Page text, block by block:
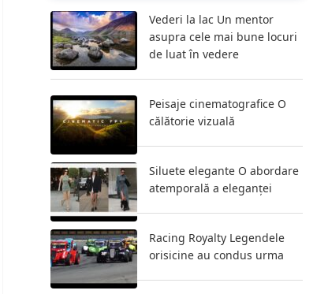
Vederi la lac Un mentor
asupra cele mai bune locuri
de luat în vedere
Peisaje cinematografice O
călătorie vizuală
Siluete elegante O abordare
atemporală a eleganței
Racing Royalty Legendele
orisicine au condus urma